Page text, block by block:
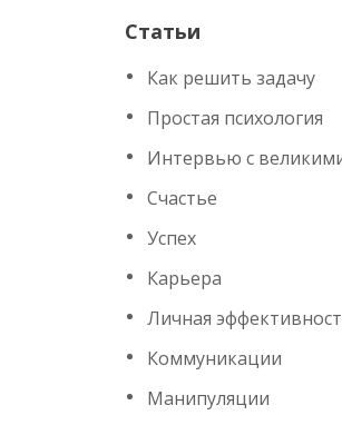
Статьи
Как решить задачу
Простая психология
Интервью с
Счастье
Успех
Карьера
Личная
Коммуникации
Манипуляции